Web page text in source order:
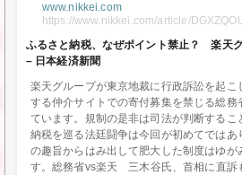
www.nikkei.com
https://www.nikkei.com/article/
ふるさと納税、なぜポイント禁止？ 楽天
– 日本経済新聞
楽天グループが東京地裁に行政訴訟を起
する仲介サイトでの寄付募集を禁じる総務
ています。規制の是非は司法が判断するこ
納税を巡る法廷闘争は今回が初めてでは
の趣旨からはみ出して肥大した制度はゆが
す。総務省vs楽天 三木谷氏、首相に直訴